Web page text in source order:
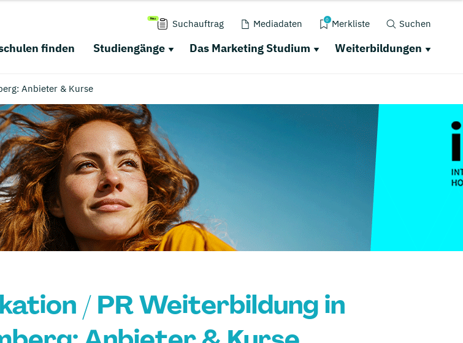
Suchauftrag Mediadaten 0 Merkliste Suchen
finden Studiengänge Das Marketing Studium Weiterbildungen
Anbieter & Kurse
/ PR Weiterbildung in